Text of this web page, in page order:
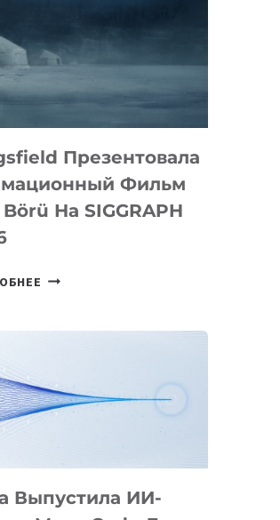
Презентовала
Фильм
На SIGGRAPH
HIGGSFIELD
BÖRÜ
НА
Выпустила ИИ-